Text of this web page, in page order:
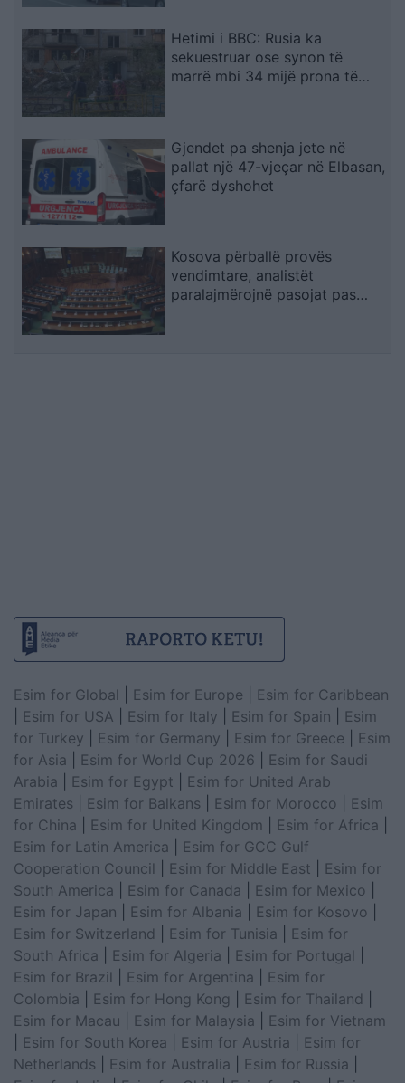
Hetimi i BBC: Rusia ka
sekuestruar ose synon të
marrë mbi 34 mijë prona të
Gjendet pa shenja jete në
pallat një 47-vjeçar në Elbasan,
çfarë dyshohet
Kosova përballë provës
vendimtare, analistët
paralajmërojnë pasojat pas
Esim for Global Esim for Europe
Esim for Caribbean
Esim for USA Esim for Italy Esim for Spain
Esim
for Turkey
Esim for Germany Esim for Greece
Esim
for Asia
Esim for World Cup 2026
Esim for Saudi
Arabia
Esim for Egypt
Esim for United Arab
Emirates
Esim for Balkans Esim for Morocco
Esim
for China
Esim for United Kingdom Esim for Africa
Esim for Latin America
Esim for GCC Gulf
Cooperation Council
Esim for Middle East
Esim for
South America
Esim for Canada Esim for Mexico
Esim for Japan
Esim for Albania Esim for Kosovo
Esim for Switzerland
Esim for Tunisia
Esim for
South Africa
Esim for Algeria Esim for Portugal
Esim for Brazil
Esim for Argentina
Esim for
Colombia
Esim for Hong Kong Esim for Thailand
Esim for Macau
Esim for Malaysia
Esim for Vietnam
Esim for South Korea Esim for Austria
Esim for
Netherlands
Esim for Australia Esim for Russia